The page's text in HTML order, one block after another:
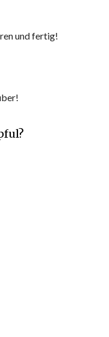
und fertig!